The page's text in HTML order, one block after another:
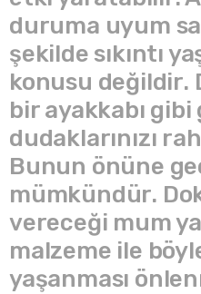
duruma uyum
şekilde sıkıntı
konusu değildir.
bir ayakkabı
dudaklarınızı
Bunun önüne
mümkündür.
vereceği mum
malzeme ile
yaşanması